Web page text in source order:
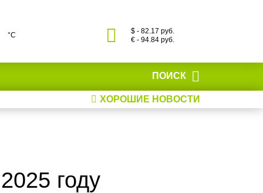
°С
$ - 82.17 руб.
€ - 94.84 руб.
ПОИСК
ХОРОШИЕ НОВОСТИ
году